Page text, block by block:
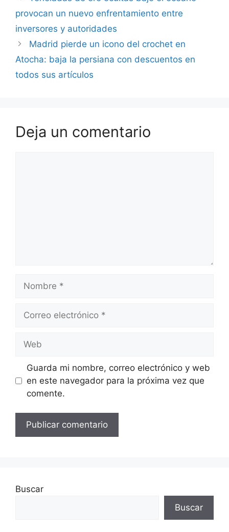
provocan un nuevo enfrentamiento entre
inversores y autoridades
Madrid pierde un icono del crochet en
Atocha: baja la persiana con descuentos en
todos sus artículos
Deja un comentario
electrónico
Guarda mi nombre, correo electrónico y web
en este navegador para la próxima vez que
comente.
Buscar
Buscar